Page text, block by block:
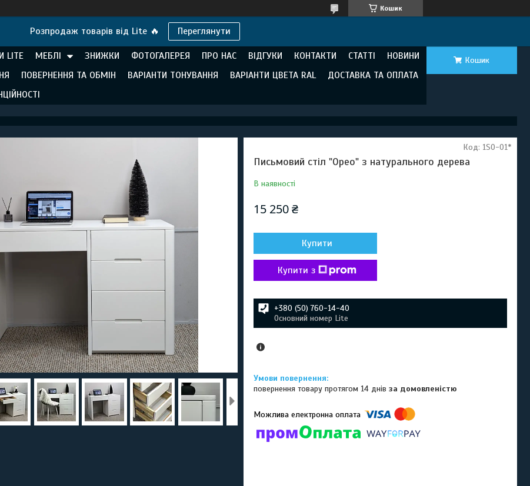
Кошик
Розпродаж товарів від Lite 🔥 Переглянути
LITE МЕБЛІ ЗНИЖКИ ФОТОГАЛЕРЕЯ ПРО НАС ВІДГУКИ КОНТАКТИ СТАТТІ
НОВИНИ
ПОВЕРНЕННЯ ТА ОБМІН ВАРІАНТИ ТОНУВАННЯ ВАРІАНТИ ЦВЕТА RAL
ДОСТАВКА ТА ОПЛАТА
Кошик
Письмовий стіл "Орео" з натурального дерева
В наявності
Код: 1SO-01*
15 250 ₴
Купити
Купити з
+380 (50) 760-14-40
Основний номер Lite
повернення товару протягом 14 днівза домовленістю